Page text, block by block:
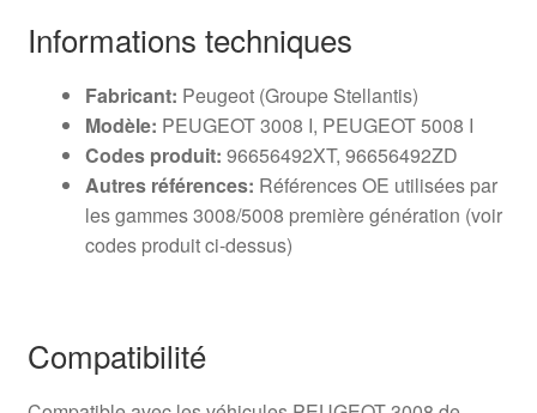
Informations techniques
Fabricant: Peugeot (Groupe Stellantis)
Modèle: PEUGEOT 3008 I, PEUGEOT 5008 I
Codes produit: 96656492XT, 96656492ZD
Autres références: Références OE utilisées par
les gammes 3008/5008 première génération (voir
codes produit ci‑dessus)
Compatibilité